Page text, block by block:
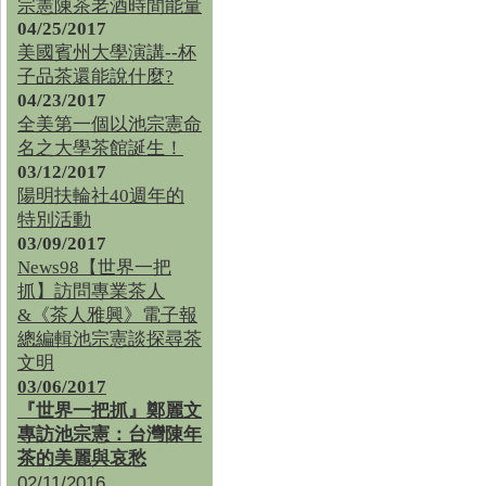
宗憲陳茶老酒時間能量
04/25/2017
美國賓州大學演講--杯
子品茶還能說什麼?
04/23/2017
全美第一個以池宗憲命
名之大學茶館誕生！
03/12/2017
陽明扶輪社40週年的
特別活動
03/09/2017
News98【世界一把
抓】訪問專業茶人
&《茶人雅興》電子報
總編輯池宗憲談探尋茶
文明
03/06/2017
『世界一把抓』鄭麗文
專訪池宗憲：台灣陳年
茶的美麗與哀愁